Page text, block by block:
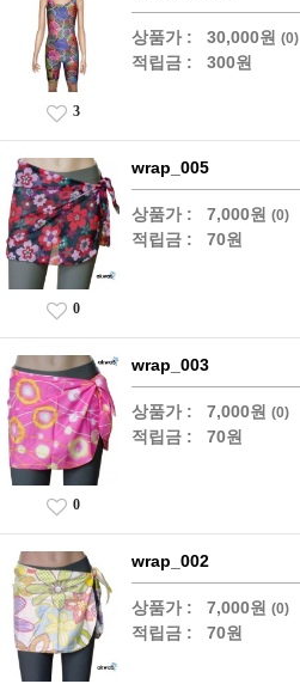
상품가 : 30,000원 (0)
적립금 : 300원
3
wrap_005
상품가 : 7,000원 (0)
적립금 : 70원
0
wrap_003
상품가 : 7,000원 (0)
적립금 : 70원
0
wrap_002
상품가 : 7,000원 (0)
적립금 : 70원